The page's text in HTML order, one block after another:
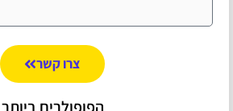
צרו קשר